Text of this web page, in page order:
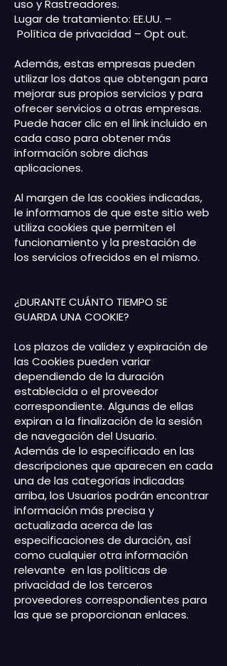
uso y Rastreadores.
Lugar de tratamiento: EE.UU. –
Política de privacidad – Opt out.
Además, estas empresas pueden
utilizar los datos que obtengan para
mejorar sus propios servicios y para
ofrecer servicios a otras empresas.
Puede hacer clic en el link incluido en
cada caso para obtener más
información sobre dichas
aplicaciones.
Al margen de las cookies indicadas,
le informamos de que este sitio web
utiliza cookies que permiten el
funcionamiento y la prestación de
los servicios ofrecidos en el mismo.
¿DURANTE CUÁNTO TIEMPO SE
GUARDA UNA COOKIE?
Los plazos de validez y expiración de
las Cookies pueden variar
dependiendo de la duración
establecida o el proveedor
correspondiente. Algunas de ellas
expiran a la finalización de la sesión
de navegación del Usuario.
Además de lo especificado en las
descripciones que aparecen en cada
una de las categorías indicadas
arriba, los Usuarios podrán encontrar
información más precisa y
actualizada acerca de las
especificaciones de duración, así
como cualquier otra información
relevante en las políticas de
privacidad de los terceros
proveedores correspondientes para
las que se proporcionan enlaces.